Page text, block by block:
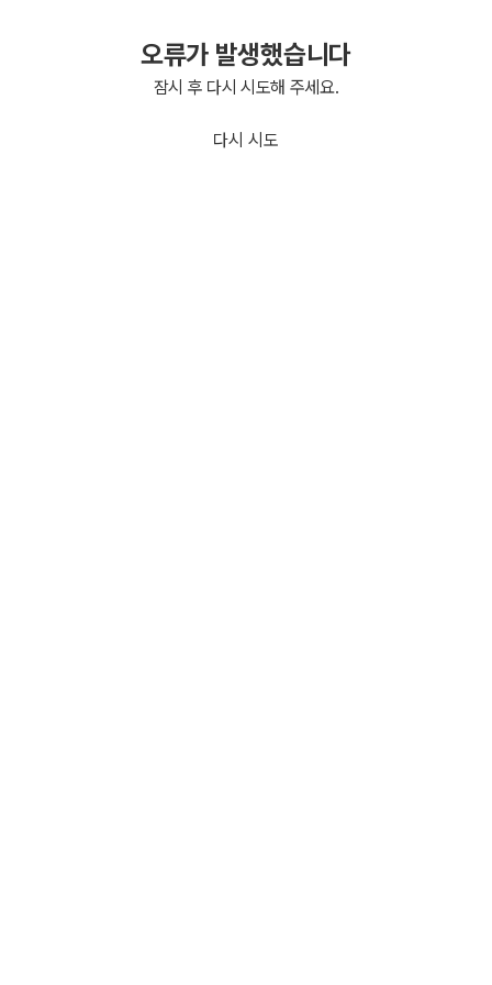
오류가 발생했습니다
잠시 후 다시 시도해 주세요.
다시 시도